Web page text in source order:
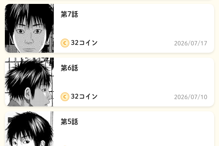
第7話
32コイン 2026/07/17
第6話
32コイン 2026/07/10
第5話